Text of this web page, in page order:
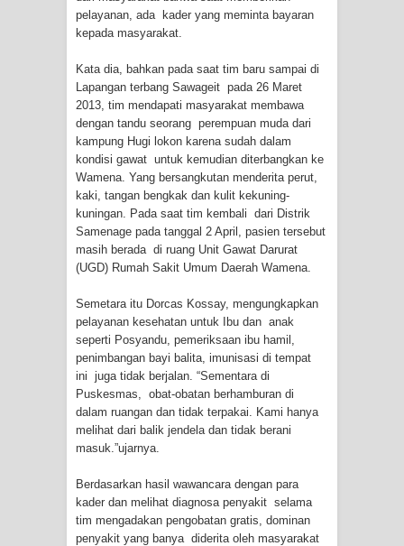
Hilangnya Agustina Ester Bonsapia
Marthen Medlama Sebut Pemprov
Papua Siapkan 1000 Kuota Beasiswa
Mace
BRI Region 18 Jayapura Salurkan
Bantuan CSR untuk RS Bhayangkara
Polda Papua pada Peringatan Hari
Bhayangkara ke-80
Indonesia Turns Remote Papua
Frontier into National Food Belt with
Mechanized Rice Expansion
Mentan Tinjau Program Cetak Sawah
dan Penanaman Padi di Merauke
Mantan Sekda Jayawijaya Jadi
pelayanan, ada kader yang meminta bayaran
kepada masyarakat.
Kata dia, bahkan pada saat tim baru sampai di
Lapangan terbang Sawageit pada 26 Maret
2013, tim mendapati masyarakat membawa
dengan tandu seorang perempuan muda dari
kampung Hugi lokon karena sudah dalam
kondisi gawat untuk kemudian diterbangkan ke
Wamena. Yang bersangkutan menderita perut,
kaki, tangan bengkak dan kulit kekuning-
kuningan. Pada saat tim kembali dari Distrik
Samenage pada tanggal 2 April, pasien tersebut
masih berada di ruang Unit Gawat Darurat
(UGD) Rumah Sakit Umum Daerah Wamena.
Semetara itu Dorcas Kossay, mengungkapkan
pelayanan kesehatan untuk Ibu dan anak
seperti Posyandu, pemeriksaan ibu hamil,
penimbangan bayi balita, imunisasi di tempat
ini juga tidak berjalan. “Sementara di
Puskesmas, obat-obatan berhamburan di
dalam ruangan dan tidak terpakai. Kami hanya
melihat dari balik jendela dan tidak berani
masuk.”ujarnya.
Berdasarkan hasil wawancara dengan para
kader dan melihat diagnosa penyakit selama
tim mengadakan pengobatan gratis, dominan
penyakit yang banya diderita oleh masyarakat